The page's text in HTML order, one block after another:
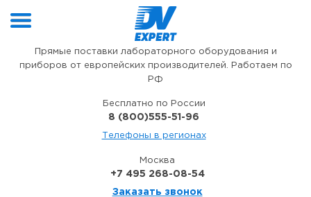
Прямые поставки лабораторного оборудования и
приборов от европейских производителей. Работаем по
РФ
Бесплатно по России
8 (800)555-51-96
Телефоны в регионах
Москва
+7 495 268-08-54
Заказать звонок